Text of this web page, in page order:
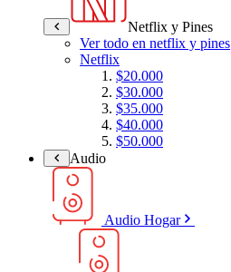
Netflix y Pines
Ver todo en netflix y pines
Netflix
$20.000
$30.000
$35.000
$40.000
$50.000
Audio
Audio Hogar